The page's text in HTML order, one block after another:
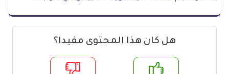
هل كان هذا المحتوى مفيدا؟